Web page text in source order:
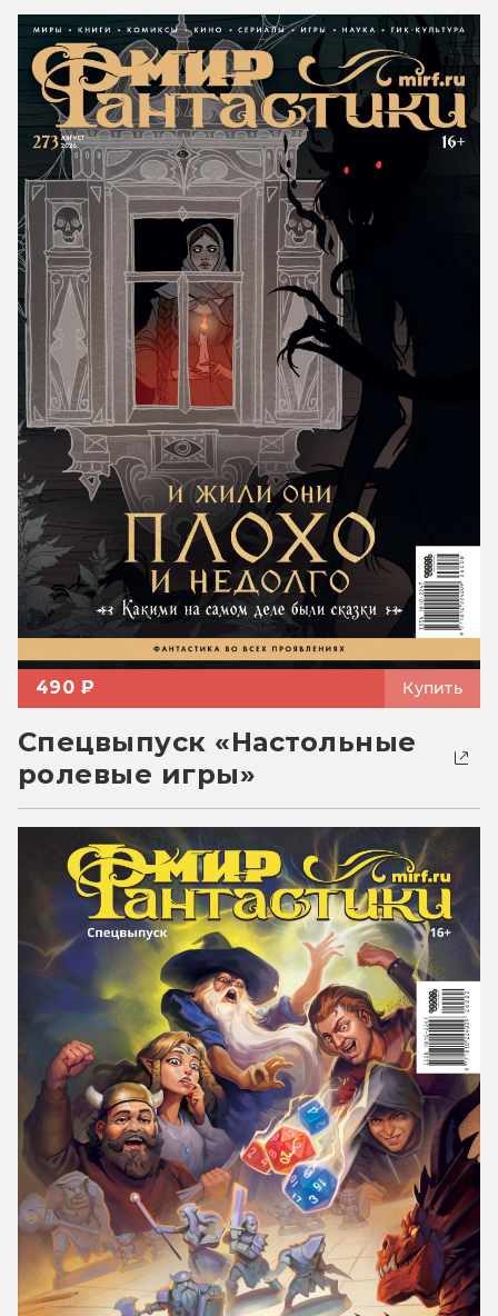
490 ₽ Купить
Спецвыпуск «Настольные
ролевые игры»